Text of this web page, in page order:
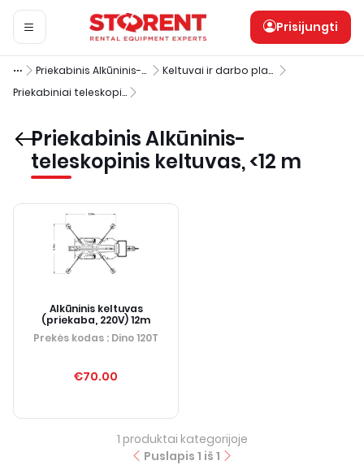
Prisijungti
Priekabinis Alkūninis-teleskopinis keltuvas, <12 m
Keltuvai ir darbo platformos
Priekabiniai teleskopiniai keltuvai
Priekabinis Alkūninis-
teleskopinis keltuvas, <12 m
Alkūninis keltuvas
(priekaba, 220V) 12m
Prekės kodas : Dino 120T
€70.00
1 produktai kategorijoje
Puslapis 1 iš 1